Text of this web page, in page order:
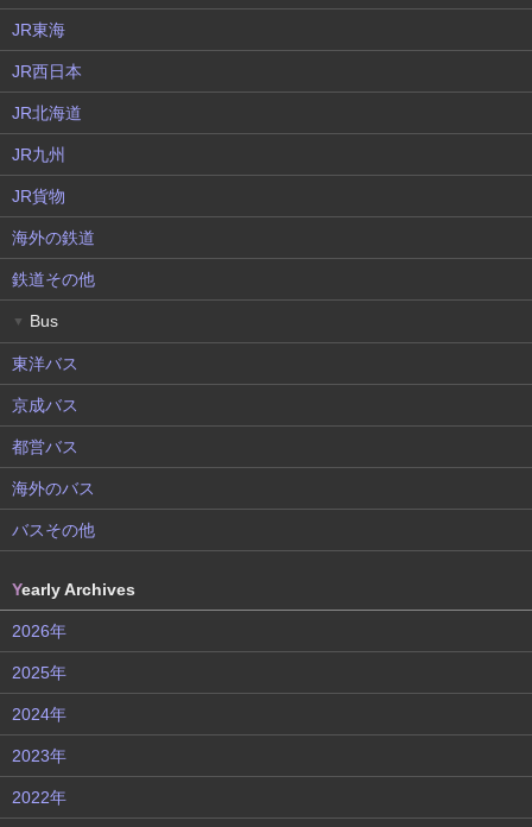
JR東海
JR西日本
JR北海道
JR九州
JR貨物
海外の鉄道
鉄道その他
▼ Bus
東洋バス
京成バス
都営バス
海外のバス
バスその他
Yearly Archives
2026年
2025年
2024年
2023年
2022年